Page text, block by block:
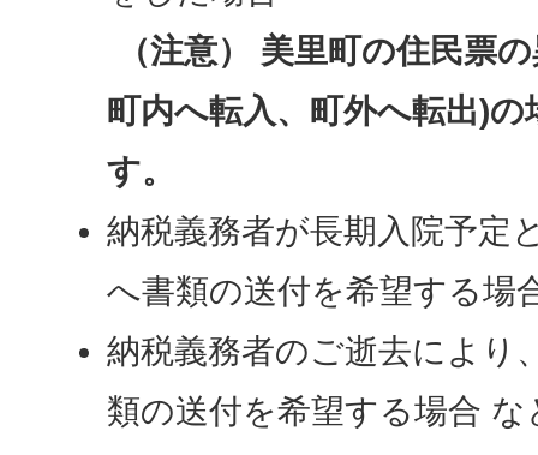
（注意） 美里町の住民票
町内へ転入、町外へ転出)
す。
納税義務者が長期入院予定
へ書類の送付を希望する場
納税義務者のご逝去により
類の送付を希望する場合 な